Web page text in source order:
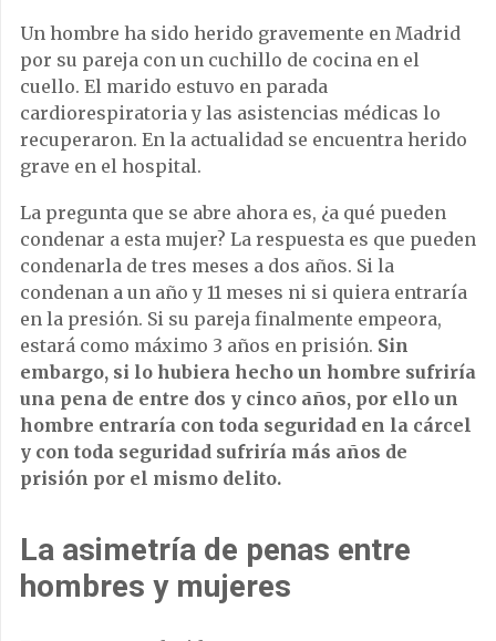
Un hombre ha sido herido gravemente en Madrid
por su pareja con un cuchillo de cocina en el
cuello. El marido estuvo en parada
cardiorespiratoria y las asistencias médicas lo
recuperaron. En la actualidad se encuentra herido
grave en el hospital.
La pregunta que se abre ahora es, ¿a qué pueden
condenar a esta mujer? La respuesta es que pueden
condenarla de tres meses a dos años. Si la
condenan a un año y 11 meses ni si quiera entraría
en la presión. Si su pareja finalmente empeora,
estará como máximo 3 años en prisión. Sin
embargo, si lo hubiera hecho un hombre sufriría
una pena de entre dos y cinco años, por ello un
hombre entraría con toda seguridad en la cárcel
y con toda seguridad sufriría más años de
prisión por el mismo delito.
La asimetría de penas entre
hombres y mujeres